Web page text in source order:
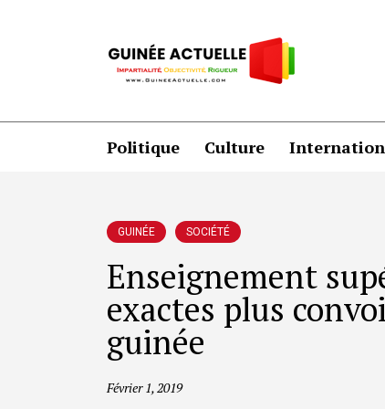
Politique Culture
GUINÉE SOCIÉTÉ
Enseignement
exactes plus
guinée
Février 1, 2019